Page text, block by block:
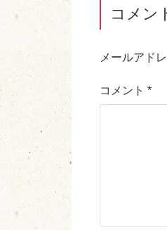
コメン
メールアド
コメント *